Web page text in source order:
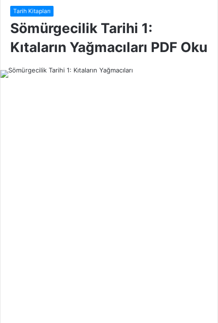
Tarih Kitapları
Sömürgecilik Tarihi 1:
Kıtaların Yağmacıları PDF Oku